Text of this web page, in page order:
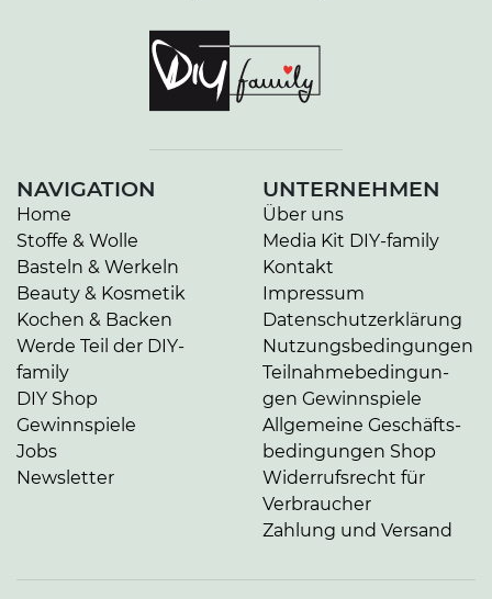
NAVIGATION
Home
Stoffe & Wolle
Basteln & Werkeln
Beauty & Kosmetik
Kochen & Backen
Werde Teil der DIY-
family
DIY Shop
Gewinnspiele
Jobs
Newsletter
UNTERNEHMEN
Über uns
Media Kit DIY-family
Kontakt
Impressum
Da­ten­schutz­er­klä­rung
Nut­zungs­be­din­gun­gen
Teil­nah­me­be­din­gun­
gen Gewinnspiele
Allgemeine Ge­schäfts­
be­din­gun­gen Shop
Widerrufsrecht für
Verbraucher
Zahlung und Versand